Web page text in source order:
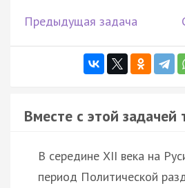
Предыдущая задача
Вместе с этой
В середине XII века на
период Политической